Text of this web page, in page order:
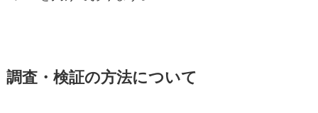
調査・検証の方法について